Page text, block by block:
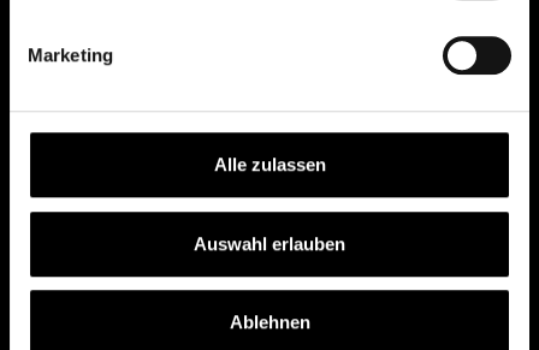
Marketing
Alle zulassen
Auswahl erlauben
Ablehnen
Depot eröffnen
Depot übertragen
Konditionen
FONDS